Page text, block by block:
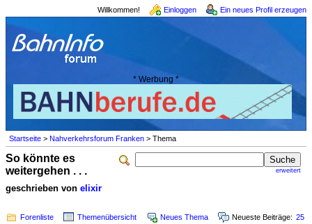
Willkommen! Einloggen Ein neues Profil erzeugen
* Werbung *
Startseite > Nahverkehrsforum Franken > Thema
erweitert
So könnte es
weitergehen . . .
geschrieben von elixir
Forenliste Themenübersicht Neues Thema Neueste Beiträge: 25